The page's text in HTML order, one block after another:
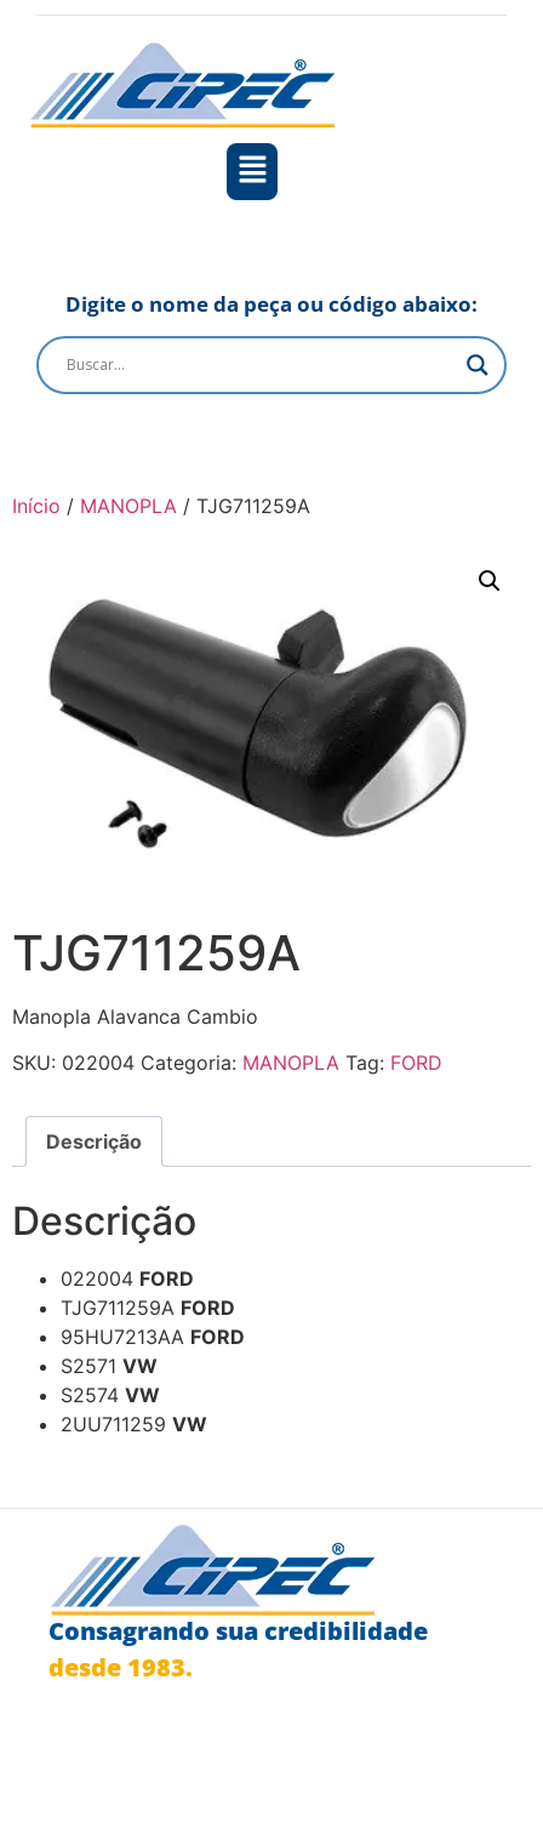
Digite o nome da peça ou código abaixo:
Início / MANOPLA / TJG711259A
TJG711259A
Manopla Alavanca Cambio
SKU: 022004 Categoria: MANOPLA Tag: FORD
Descrição
Descrição
022004 FORD
TJG711259A FORD
95HU7213AA FORD
S2571 VW
S2574 VW
2UU711259 VW
Consagrando sua credibilidade
desde 1983.